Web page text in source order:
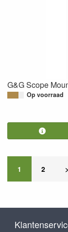
G&G Scope
Op voorraad
1 2 >